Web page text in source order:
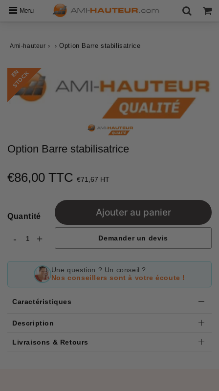
Menu
Ami-hauteur › › Option Barre stabilisatrice
E
N
S
T
O
C
K
Option Barre stabilisatrice
€86,00 TTC €71,67 HT
Quantité
- +
Ajouter au panier
Demander un devis
Une question ? Un conseil ?
Nos conseillers sont à votre écoute !
Caractéristiques
Description
Livraisons & Retours